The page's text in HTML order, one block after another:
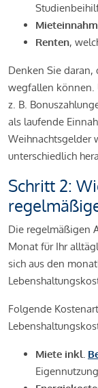
Renten,
Denken Sie
wegfallen können.
z. B.
als laufende
Weihnachtsgelder
unterschiedlich
Schritt 2:
Die regelmäßigen
Monat für Ihr
sich aus den
Folgende
Miete inkl.